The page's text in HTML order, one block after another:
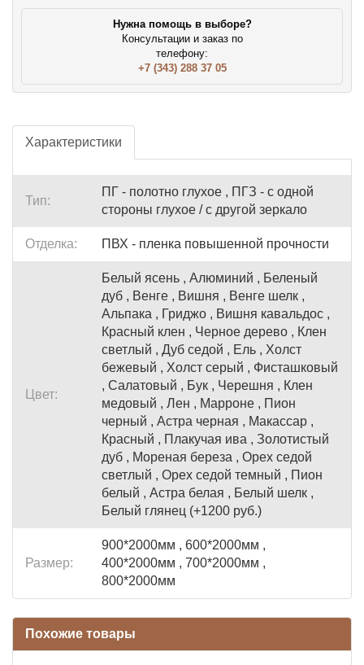
Нужна помощь в выборе?
Консультации и заказ по
телефону:
+7 (343) 288 37 05
Характеристики
Тип:
ПГ - полотно глухое , ПГЗ - с одной
стороны глухое / с другой зеркало
Отделка: ПВХ - пленка повышенной прочности
Цвет:
Белый ясень , Алюминий , Беленый
дуб , Венге , Вишня , Венге шелк ,
Альпака , Гриджо , Вишня кавальдос ,
Красный клен , Черное дерево , Клен
светлый , Дуб седой , Ель , Холст
бежевый , Холст серый , Фисташковый
, Салатовый , Бук , Черешня , Клен
медовый , Лен , Марроне , Пион
черный , Астра черная , Макассар ,
Красный , Плакучая ива , Золотистый
дуб , Мореная береза , Орех седой
светлый , Орех седой темный , Пион
белый , Астра белая , Белый шелк ,
Белый глянец (+1200 руб.)
Размер:
900*2000мм , 600*2000мм ,
400*2000мм , 700*2000мм ,
800*2000мм
Похожие товары